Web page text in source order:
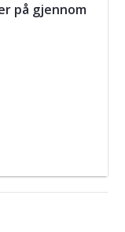
på gjennom